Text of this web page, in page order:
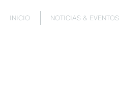
INICIO NOTICIAS & EVENTOS